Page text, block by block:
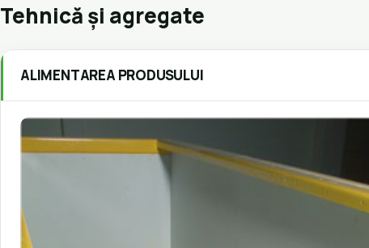
Tehnică și agregate
ALIMENTAREA PRODUSULUI